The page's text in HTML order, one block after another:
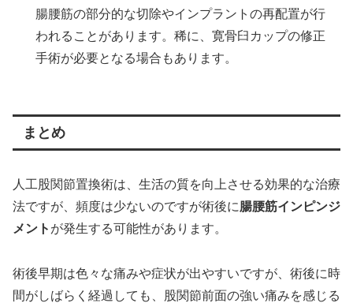
腸腰筋の部分的な切除やインプラントの再配置が行
われることがあります。稀に、寛骨臼カップの修正
手術が必要となる場合もあります。
まとめ
人工股関節置換術は、生活の質を向上させる効果的な治療
法ですが、頻度は少ないのですが術後に腸腰筋インピンジ
メント が発生する可能性があります。
術後早期は色々な痛みや症状が出やすいですが、術後に時
間がしばらく経過しても、股関節前面の強い痛みを感じる